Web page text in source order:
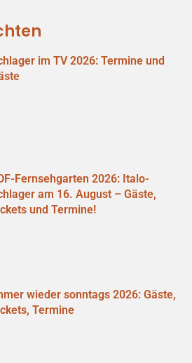
im TV 2026: Termine und
Fernsehgarten 2026: Italo-
am 16. August – Gäste,
und Termine!
wieder sonntags 2026: Gäste,
Termine